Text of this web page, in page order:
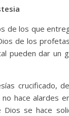
de los que
de los
pueden dar un
crucificado,
hace alardes
se hace